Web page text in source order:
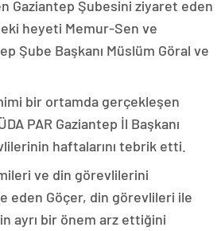
Gaziantep Şubesini ziyaret eden
heyeti Memur-Sen ve
Şube Başkanı Müslüm Göral ve
bir ortamda gerçekleşen
PAR Gaziantep İl Başkanı
haftalarını tebrik etti.
ve din görevlilerini
eden Göçer, din görevlileri ile
ayrı bir önem arz ettiğini